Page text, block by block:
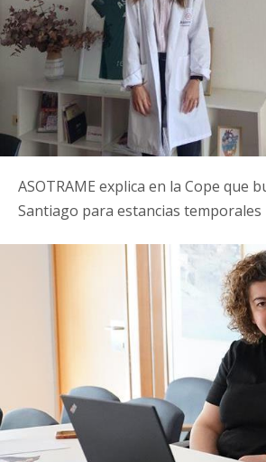
ASOTRAME explica en la Cope que
Santiago para estancias temporales